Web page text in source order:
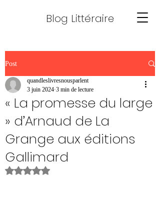
Blog Littéraire
Post
« La promesse du large
» d’Arnaud de La
Grange aux éditions
Gallimard
quandleslivresnousparlent
3 juin 2024 3 min de lecture
Noté NaN étoiles sur 5.